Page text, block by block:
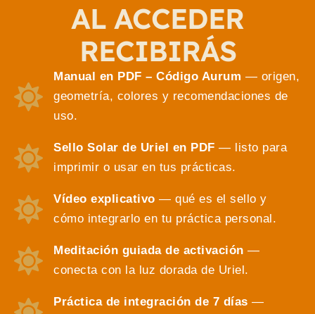
AL ACCEDER
RECIBIRÁS
Manual en PDF – Código Aurum — origen,
geometría, colores y recomendaciones de
uso.
Sello Solar de Uriel en PDF — listo para
imprimir o usar en tus prácticas.
Vídeo explicativo — qué es el sello y
cómo integrarlo en tu práctica personal.
Meditación guiada de activación —
conecta con la luz dorada de Uriel.
Práctica de integración de 7 días —